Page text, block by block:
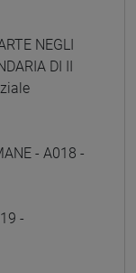
NEGLI
DI II
- A018 -
-